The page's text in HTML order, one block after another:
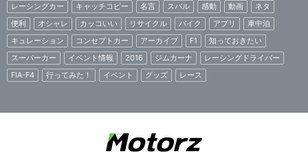
レーシングカー
キャッチコピー 名言 スバル 感動 動画
ネタ
便利
オシャレ カッコいい リサイクル バイク アプリ
車中泊
キュレーション
コンセプトカー アーカイブ F1
知っておきたい
スーパーカー
イベント情報 2016 ジムカーナ
レーシングドライバー
FIA-F4
行ってみた！ イベント グッズ レース